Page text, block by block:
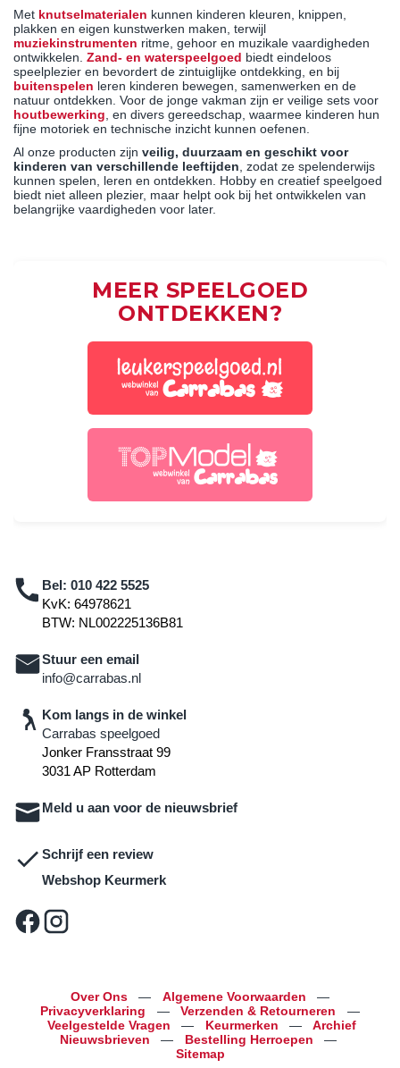
Met knutselmaterialen kunnen kinderen kleuren, knippen,
plakken en eigen kunstwerken maken, terwijl
muziekinstrumenten ritme, gehoor en muzikale vaardigheden
ontwikkelen. Zand- en waterspeelgoed biedt eindeloos
speelplezier en bevordert de zintuiglijke ontdekking, en bij
buitenspelen leren kinderen bewegen, samenwerken en de
natuur ontdekken. Voor de jonge vakman zijn er veilige sets voor
houtbewerking, en divers gereedschap, waarmee kinderen hun
fijne motoriek en technische inzicht kunnen oefenen.
Al onze producten zijn veilig, duurzaam en geschikt voor
kinderen van verschillende leeftijden, zodat ze spelenderwijs
kunnen spelen, leren en ontdekken. Hobby en creatief speelgoed
biedt niet alleen plezier, maar helpt ook bij het ontwikkelen van
belangrijke vaardigheden voor later.
MEER SPEELGOED
ONTDEKKEN?
Bel: 010 422 5525
KvK: 64978621
BTW: NL002225136B81
Stuur een email
info@carrabas.nl
Kom langs in de winkel
Carrabas speelgoed
Jonker Fransstraat 99
3031 AP Rotterdam
Meld u aan voor de nieuwsbrief
Schrijf een review
Webshop Keurmerk
Over Ons — Algemene Voorwaarden
—
Privacyverklaring
— Verzenden & Retourneren
—
Veelgestelde Vragen
— Keurmerken —
Archief
Nieuwsbrieven
— Bestelling Herroepen
—
Sitemap